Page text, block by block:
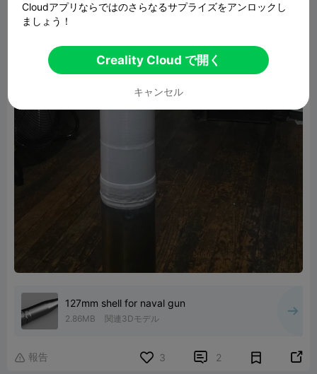
127mm shell for naval gun
2.86MB 関連3Dモデル
 報告 3  2 
Cloudアプリならではのさらなるサプライズをアンロックし
ましょう！
Creality Cloud で開く
キャンセル